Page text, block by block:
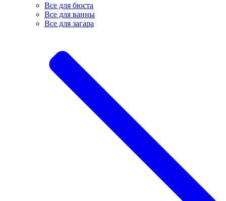
Все для бюста
Все для ванны
Все для загара